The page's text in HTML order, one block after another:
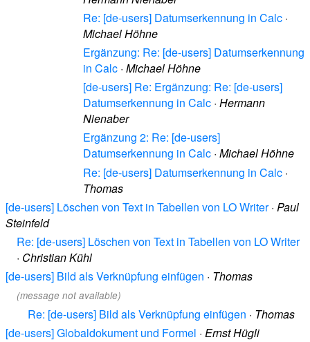
Re: [de-users] Datumserkennung in Calc ·
Michael Höhne
Ergänzung: Re: [de-users] Datumserkennung
in Calc · Michael Höhne
[de-users] Re: Ergänzung: Re: [de-users]
Datumserkennung in Calc · Hermann
Nienaber
Ergänzung 2: Re: [de-users]
Datumserkennung in Calc · Michael Höhne
Re: [de-users] Datumserkennung in Calc ·
Thomas
[de-users] Löschen von Text in Tabellen von LO Writer· Paul
Steinfeld
Re: [de-users] Löschen von Text in Tabellen von LO Writer
· Christian Kühl
[de-users] Bild als Verknüpfung einfügen · Thomas
(message not available)
Re: [de-users] Bild als Verknüpfung einfügen · Thomas
[de-users] Globaldokument und Formel · Ernst Hügli